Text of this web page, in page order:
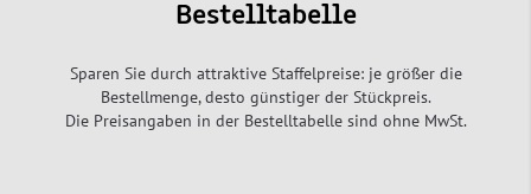
Bestelltabelle
Sparen Sie durch attraktive Staffelpreise: je größer die
Bestellmenge, desto günstiger der Stückpreis.
Die Preisangaben in der Bestelltabelle sind ohne MwSt.